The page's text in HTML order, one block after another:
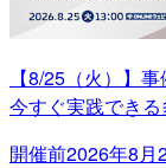
【8/25（火）】
今すぐ実践でき
開催前2026年8月